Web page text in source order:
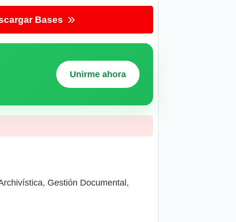
Bases
Unirme ahora
Gestión Documental,